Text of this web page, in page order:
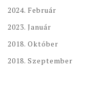
2024. Február
2023. Január
2018. Október
2018. Szeptember